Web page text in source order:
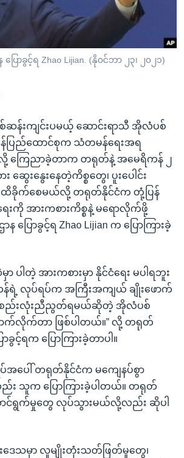
း
ြောခွင့်ရ Zhao Lijian. (နိုဝင်ဘာ ၂၃၊ ၂၀၂၁)
ဆန်းကျင်းပမယ့် ဆောင်းရာသီ အိုလံပစ်
ပြည်ထောင်စုက သံတမန်ရေးအရ
ြေညာခဲ့တာက တရုတ်နဲ့ အမေရိကန် ၂
ဆွေးနွေးနေတဲ့ကိစ္စတွေ၊ ပူးပေါင်း
ခိုက်စေမယ်လို့ တရုတ်နိုင်ငံက တုံ့ပြန်
းကို အားကစားကိစ္စနဲ့ မရောလိုက်ဖို့
န ပြောခွင့်ရ Zhao Lijian က ပြောကြားခဲ့
ပါတဲ့ အားကစားမှာ နိုင်ငံရေး မပါရဘူး
လုပ်ရပ်က အကြီးအကျယ် ချိုးဖောက်
ည်းလုံးညီညွတ်ရမယ်ဆိုတဲ့ အိုလံပစ်
ာက်လိုက်တာ ဖြစ်ပါတယ်။” လို့ တရုတ်
ောခွင့်ရက ပြောကြားခဲ့တာပါ။
ပေါ် တရုတ်နိုင်ငံက မကျေနပ်စွာ
က ပြောကြားခဲ့ပါတယ်။ တရုတ်
င်ရွက်မှုတွေ လုပ်သွားမယ်လို့လည်း ဆိုပါ
ဒေသမှာ လူမျိုးတုံးသတ်ဖြတ်မှုတွေ၊